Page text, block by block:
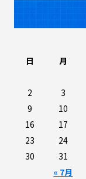
日
月
« 7月
2
3
9
10
16
17
23
24
30
31